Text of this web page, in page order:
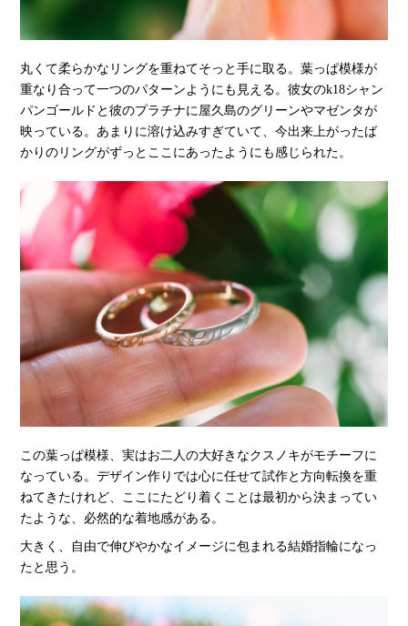
丸くて柔らかなリングを重ねてそっと手に取る。葉っぱ模様が
重なり合って一つのパターンようにも見える。彼女のk18シャン
パンゴールドと彼のプラチナに屋久島のグリーンやマゼンタが
映っている。あまりに溶け込みすぎていて、今出来上がったば
かりのリングがずっとここにあったようにも感じられた。
この葉っぱ模様、実はお二人の大好きなクスノキがモチーフに
なっている。デザイン作りでは心に任せて試作と方向転換を重
ねてきたけれど、ここにたどり着くことは最初から決まってい
たような、必然的な着地感がある。
大きく、自由で伸びやかなイメージに包まれる結婚指輪になっ
たと思う。